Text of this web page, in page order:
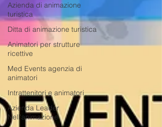
Azienda di animazione
turistica
Ditta di animazione turistica
Animatori per strutture
ricettive
Med Events agenzia di
animatori
Intrattenitori e animatori
Azienda Leader
Nell'animazione